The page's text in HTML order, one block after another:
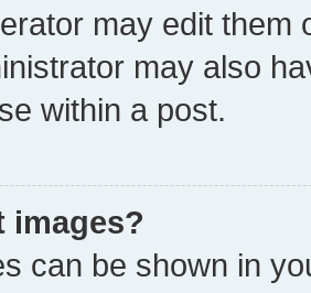
may edit them
may also
within a post.
images?
can be shown in